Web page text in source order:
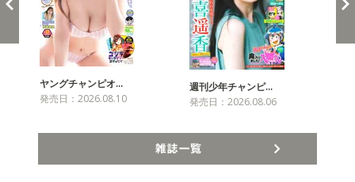
ヤングチャンピオ…
発売日：2026.08.10
週刊少年チャンピ…
発売日：2026.08.06